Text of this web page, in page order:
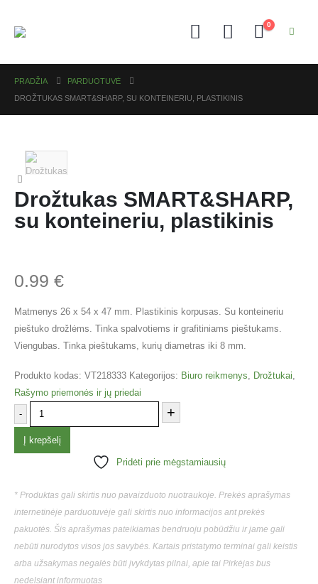
0
PRADŽIA
PARDUOTUVĖ
DROŽTUKAS SMART&SHARP, SU KONTEINERIU, PLASTIKINIS
Drožtukas SMART&SHARP,
su konteineriu, plastikinis
0.99 €
Matmenys 26 x 54 x 47 mm. Plastikinis korpusas. Su konteineriu
pieštuko drožlėms. Tinka spalvotiems ir grafitiniams pieštukams.
Viengubas. Tinka pieštukams, kurių diametras iki 8 mm.
Produkto kodas: VT218333 Kategorijos: Biuro reikmenys, Drožtukai,
Rašymo priemonės ir jų priedai
-
+
Į krepšelį
Pridėti prie mėgstamiausių
* Produktas gali skirtis nuo pavaizduoto nuotraukoje. Prekės aprašymas
internetinėje parduotuvėje gali skirtis nuo informacijos ant prekės
pakuotės. Šis aprašymas pateikiamas bendruoju pobūdžiu ir jame gali
nebūti nurodytos visos jos savybės. Kartais pristatymo terminai gali keistis
arba užsakymas negalės būti įvykdytas pilnai, apie tai Pirkėjas bus
nedelsiant informuotas